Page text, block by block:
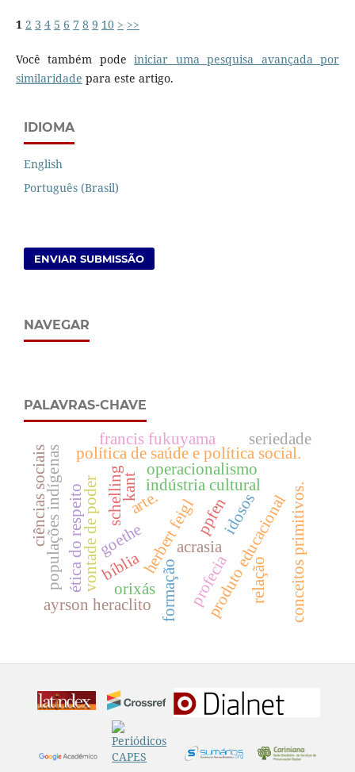
1 2 3 4 5 6 7 8 9 10 > >>
Você também podeiniciar uma pesquisa avançada por
similaridade para este artigo.
IDIOMA
English
Português (Brasil)
ENVIAR SUBMISSÃO
NAVEGAR
PALAVRAS-CHAVE
kant
herbert feigl
bíblia profecia
produto educacional
relação
vontade de poder acrasia
formação
indústria cultural conceitos primitivos.
operacionalismo
política de saúde e política social.
idosos
arte.
schelling
francis fukuyama
ayrson heraclito
goethe
ética do respeito
populações indígenas
ciências sociais
seriedade
ppfen
orixás